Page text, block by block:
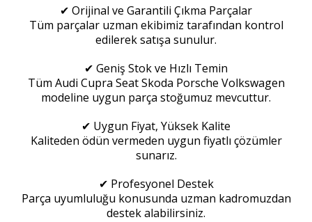
✔ Orijinal ve Garantili Çıkma Parçalar
Tüm parçalar uzman ekibimiz tarafından kontrol
edilerek satışa sunulur.
✔ Geniş Stok ve Hızlı Temin
Tüm Audi Cupra Seat Skoda Porsche Volkswagen
modeline uygun parça stoğumuz mevcuttur.
✔ Uygun Fiyat, Yüksek Kalite
Kaliteden ödün vermeden uygun fiyatlı çözümler
sunarız.
✔ Profesyonel Destek
Parça uyumluluğu konusunda uzman kadromuzdan
destek alabilirsiniz.